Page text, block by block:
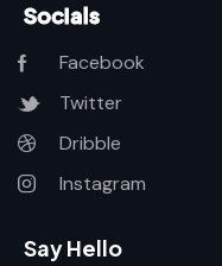
Socials
Facebook
Twitter
Dribble
Instagram
Say Hello